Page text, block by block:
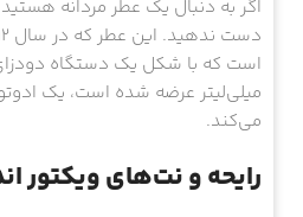
اگر به دنبال یک عطر مردانه هستید
می‌کند.
رایحه و نت‌های ویکتور